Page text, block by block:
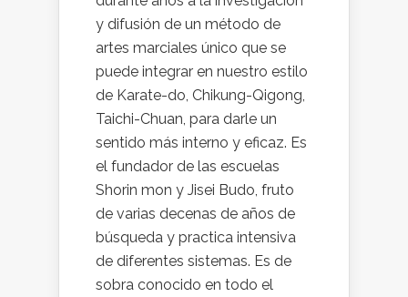
y difusión de un método de
artes marciales único que se
puede integrar en nuestro estilo
de Karate-do, Chikung-Qigong,
Taichi-Chuan, para darle un
sentido más interno y eficaz. Es
el fundador de las escuelas
Shorin mon y Jisei Budo, fruto
de varias decenas de años de
búsqueda y practica intensiva
de diferentes sistemas. Es de
sobra conocido en todo el